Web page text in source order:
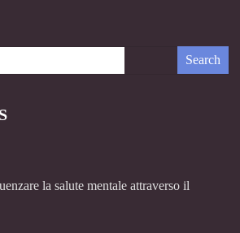
la salute mentale attraverso il